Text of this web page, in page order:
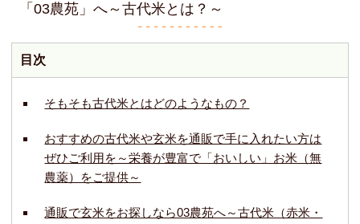
「03農苑」へ～古代米とは？～
目次
そもそも古代米とはどのようなもの？
おすすめの古代米や玄米を通販で手に入れたい方は
ぜひご利用を～栄養が豊富で「おいしい」お米（無
農薬）をご提供～
通販で玄米をお探しなら03農苑へ～古代米（赤米・